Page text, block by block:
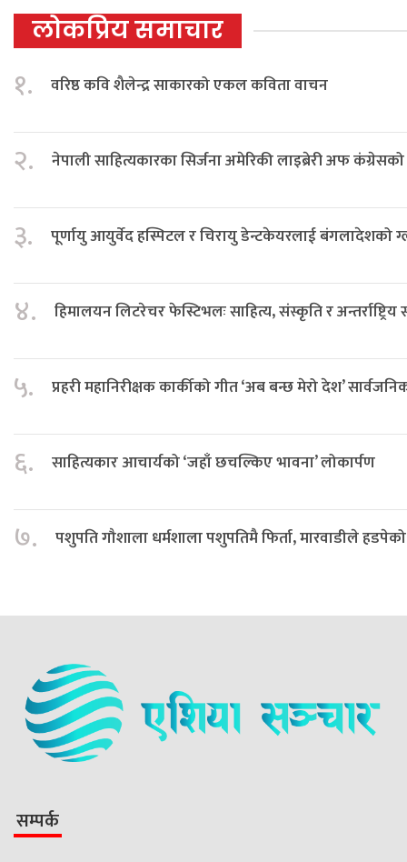
लोकप्रिय समाचार
१. वरिष्ठ कवि शैलेन्द्र साकारको एकल कविता वाचन
२. नेपाली साहित्यकारका सिर्जना अमेरिकी लाइब्रेरी अफ
३. पूर्णायु आयुर्वेद हस्पिटल र चिरायु डेन्टकेयरलाई बंगलादेशको
४. हिमालयन लिटरेचर फेस्टिभलः साहित्य, संस्कृति र अन्तर्राष्ट्रिय
५. प्रहरी महानिरीक्षक कार्कीको गीत ‘अब बन्छ मेरो देश’
६. साहित्यकार आचार्यको ‘जहाँ छचल्किए भावना’ लोकार्पण
७. पशुपति गौशाला धर्मशाला पशुपतिमै फिर्ता, मारवाडीले
सम्पर्क